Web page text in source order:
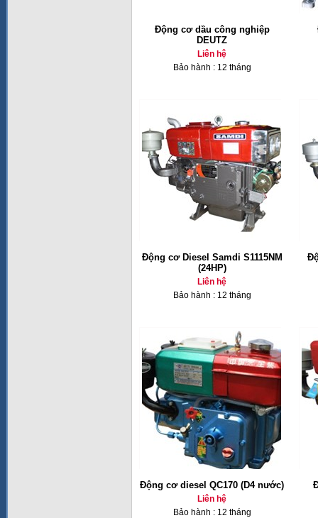
Động cơ dầu công nghiệp
DEUTZ
Liên hệ
Bảo hành : 12 tháng
Động cơ Diesel Samdi S1115NM
(24HP)
Liên hệ
Bảo hành : 12 tháng
Động cơ diesel QC170 (D4 nước)
Liên hệ
Bảo hành : 12 tháng